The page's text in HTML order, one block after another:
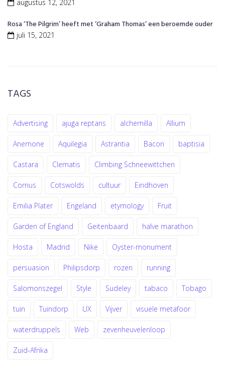
augustus 12, 2021
Rosa ‘The Pilgrim’ heeft met ‘Graham Thomas’ een beroemde ouder
juli 15, 2021
TAGS
Advertising ajuga reptans alchemilla Allium
Anemone Aquilegia Astrantia Bacon baptisia
Castara Clematis Climbing Schneewittchen
Cornus Cotswolds cultuur Eindhoven
Emilia Plater Engeland etymology Fruit
Garden of England Geitenbaard halve marathon
Hosta Madrid Nike Oyster-monument
persuasion Philipsdorp rozen running
Salomonszegel Style Sudeley tabaco Tobago
tuin Tuindorp UX Vijver visuele metafoor
waterdruppels Web zevenheuvelenloop
Zuid-Afrika